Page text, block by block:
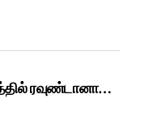
ரவுண்டானா…